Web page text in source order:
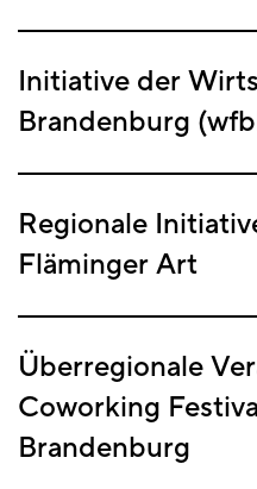
Initiative der
Brandenburg
Regionale
Fläminger Art
Überregionale
Coworking
Brandenburg